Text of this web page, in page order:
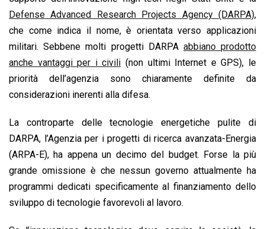
Defense Advanced Research Projects Agency (DARPA),
che come indica il nome, è orientata verso applicazioni
militari. Sebbene molti progetti DARPA abbiano prodotto
anche vantaggi per i civili (non ultimi Internet e GPS), le
priorità dell’agenzia sono chiaramente definite da
considerazioni inerenti alla difesa.
La controparte delle tecnologie energetiche pulite di
DARPA, l’Agenzia per i progetti di ricerca avanzata-Energia
(ARPA-E), ha appena un decimo del budget. Forse la più
grande omissione è che nessun governo attualmente ha
programmi dedicati specificamente al finanziamento dello
sviluppo di tecnologie favorevoli al lavoro.